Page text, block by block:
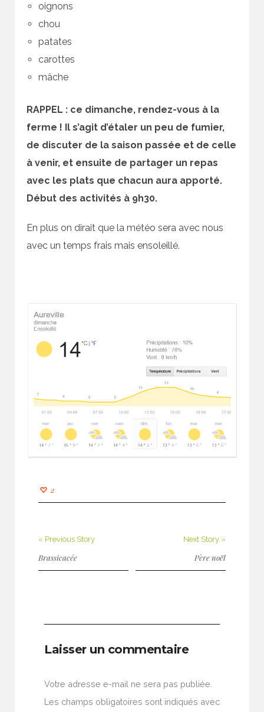
oignons
chou
patates
carottes
mâche
RAPPEL : ce dimanche, rendez-vous à la
ferme ! Il s’agit d’étaler un peu de fumier,
de discuter de la saison passée et de celle
à venir, et ensuite de partager un repas
avec les plats que chacun aura apporté.
Début des activités à 9h30.
En plus on dirait que la météo sera avec nous
avec un temps frais mais ensoleillé.
2
« Previous Story
Brassicacée
Next Story »
Père noël
Laisser un commentaire
Votre adresse e-mail ne sera pas publiée.
Les champs obligatoires sont indiqués avec